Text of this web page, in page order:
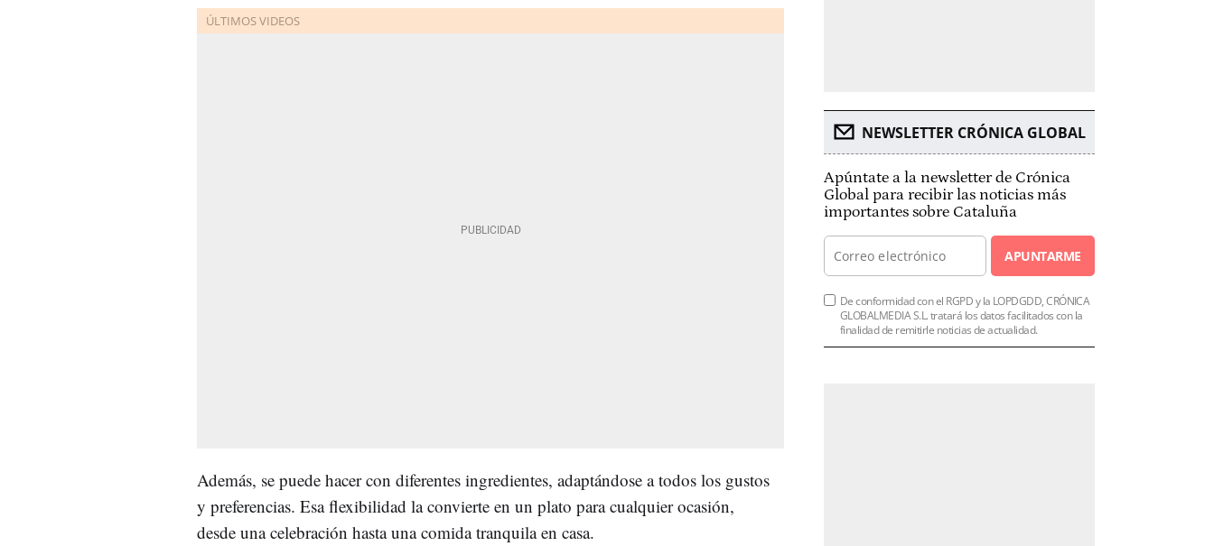
Además, se puede hacer con diferentes ingredientes, adaptándose a todos los gustos
y preferencias. Esa flexibilidad la convierte en un plato para cualquier ocasión,
desde una celebración hasta una comida tranquila en casa.
NEWSLETTER CRÓNICA GLOBAL
Apúntate a la newsletter de Crónica
Global para recibir las noticias más
importantes sobre Cataluña
APUNTARME
De conformidad con el RGPD y la LOPDGDD, CRÓNICA
GLOBALMEDIA S.L. tratará los datos facilitados con la
finalidad de remitirle noticias de actualidad.